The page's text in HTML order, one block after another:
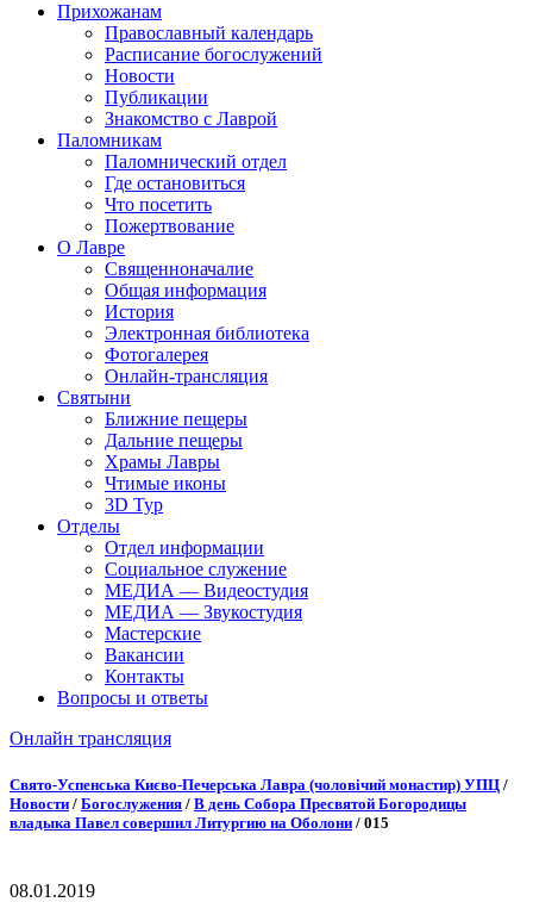
Прихожанам
Православный календарь
Расписание богослужений
Новости
Публикации
Знакомство с Лаврой
Паломникам
Паломнический отдел
Где остановиться
Что посетить
Пожертвование
О Лавре
Священноначалие
Общая информация
История
Электронная библиотека
Фотогалерея
Онлайн-трансляция
Святыни
Ближние пещеры
Дальние пещеры
Храмы Лавры
Чтимые иконы
3D Тур
Отделы
Отдел информации
Социальное служение
МЕДИА — Видеостудия
МЕДИА — Звукостудия
Мастерские
Вакансии
Контакты
Вопросы и ответы
Онлайн трансляция
Онлайн трансляция |12 сентября
Название трансляции
Свято-Успенська Києво-Печерська Лавра (чоловічий монастир) УПЦ /
Новости / Богослужения / В день Собора Пресвятой Богородицы
владыка Павел совершил Литургию на Оболони / 015
08.01.2019